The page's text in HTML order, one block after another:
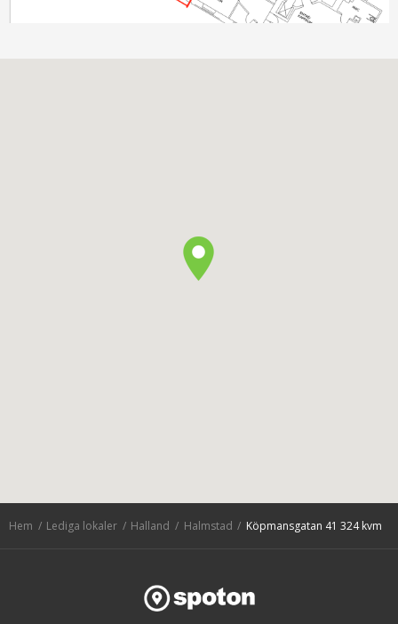
Hem Lediga lokaler Halland Halmstad Köpmansgatan 41 324 kvm